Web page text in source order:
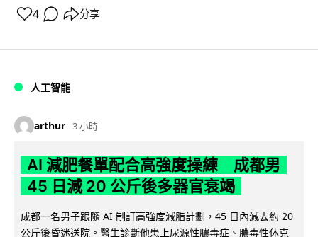
4 分享
人工智能
arthur 3 小時
AI 減肥餐單配合高強度操練 成都男
45 日減 20 公斤後多器官衰竭
成都一名男子跟隨 AI 制訂高強度減脂計劃，45 日內減去約 20
公斤後昏迷送院。醫生診斷他患上尿源性膿毒症、膿毒性休克